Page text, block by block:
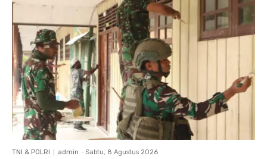
TNI & POLRI admin - Sabtu, 8 Agustus 2026